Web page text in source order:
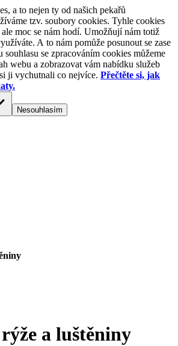
a to nejen ty od našich pekařů
tzv. soubory cookies. Tyhle cookies
moc se nám hodí. Umožňují nám totiž
A to nám pomůže posunout se zase
se zpracováním cookies můžeme
webu a zobrazovat vám nabídku služeb
ji vychutnali co nejvíce. Přečtěte si, jak
Nesouhlasím
a luštěniny